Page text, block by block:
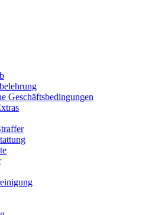
Geschäftsbedingungen